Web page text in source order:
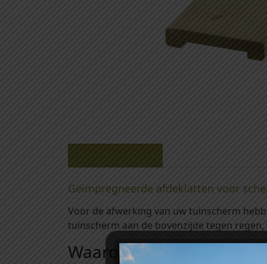
Geïmpregneerde afdeklatten voor
Voor de afwerking van uw tuinscherm
tuinscherm aan de bovenzijde tegen
Waarom kiezen voor